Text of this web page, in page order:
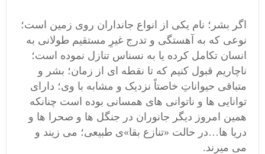
اگر بشر ؛ نام یکی از انواع جانداران روی زمین است؛
نوعی که به آهستگی و تدرج غیرِ مستقیم طولانی به
انسان تکامل کرده یا به نسناس تنازل نموده است؛
ناچاریم قبول کنیم که تا نقطه ای از زمان؛ بشر و
متباقی حیواناتِ خاصتاً نزدیک و مشابه با وی؛ دارای
توانایی ها و ناتوانی های همسانی بوده است چنانکه
همین امروز دیگر جانوران در جنگل ها و صحرا ها و
دریا ها…در حالت «تنازع بقا»ی طبیعی؛ می زیند و
می میرند.